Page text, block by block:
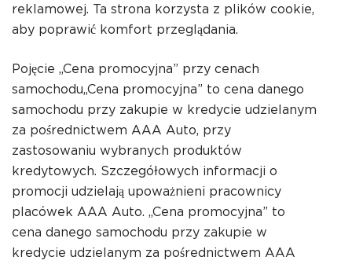
reklamowej. Ta strona korzysta z plików cookie,
aby poprawić komfort przeglądania.
Pojęcie „Cena promocyjna” przy cenach
samochodu„Cena promocyjna” to cena danego
samochodu przy zakupie w kredycie udzielanym
za pośrednictwem AAA Auto, przy
zastosowaniu wybranych produktów
kredytowych. Szczegółowych informacji o
promocji udzielają upoważnieni pracownicy
placówek AAA Auto. „Cena promocyjna” to
cena danego samochodu przy zakupie w
kredycie udzielanym za pośrednictwem AAA